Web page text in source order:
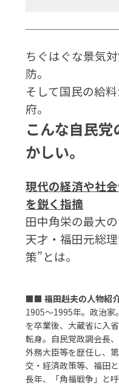
ちぐはぐな景気
防。
そして国民の給
府。
こんな自民
かしい。
現代の経済や社
を鋭く指摘
田中角栄の最大
天才・福田元総
策”とは。
■■福田赳夫の人物紹
1905～1995年。政治家
を卒業後、大蔵省に入
転身。自民党政調会長
外務大臣等を歴任し、
交・経済政策等、福田
長年、「角福戦争」と